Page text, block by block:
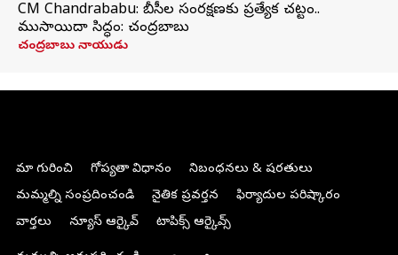
CM Chandrababu: బీసీల సంరక్షణకు ప్రత్యేక చట్టం..
ముసాయిదా సిద్ధం: చంద్రబాబు
చంద్రబాబు నాయుడు
మా గురించి గోప్యతా విధానం
నిబంధనలు & షరతులు
మమ్మల్ని సంప్రదించండి
నైతిక ప్రవర్తన
ఫిర్యాదుల పరిష్కారం
వార్తలు
న్యూస్ ఆర్కైవ్ టాపిక్స్ ఆర్కైవ్స్